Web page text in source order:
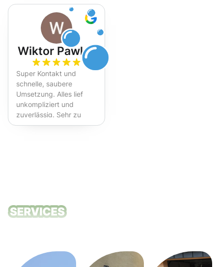
Wiktor Pawlak
Super Kontakt und
schnelle, saubere
Umsetzung. Alles lief
unkompliziert und
zuverlässig. Sehr zu
empfehlen!